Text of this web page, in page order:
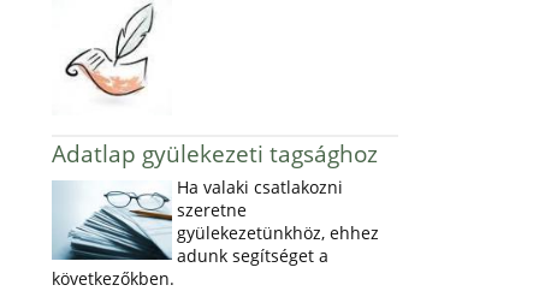
Adatlap gyülekezeti tagsághoz
Ha valaki csatlakozni
szeretne
gyülekezetünkhöz, ehhez
adunk segítséget a
következőkben.